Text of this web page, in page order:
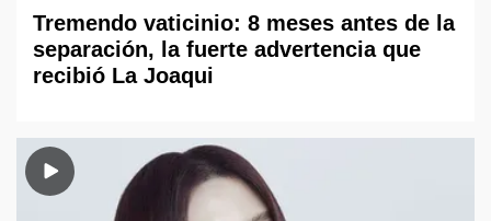
Tremendo vaticinio: 8 meses antes de la
separación, la fuerte advertencia que
recibió La Joaqui